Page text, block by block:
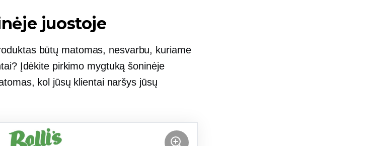
juostoje
būtų matomas, nesvarbu, kuriame
Įdėkite pirkimo mygtuką šoninėje
kol jūsų klientai naršys jūsų